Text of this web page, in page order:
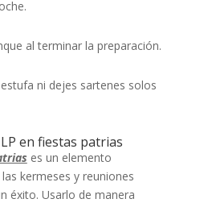
al terminar la preparación.
ni dejes sartenes solos
en fiestas patrias
es un elemento
kermeses y reuniones
éxito. Usarlo de manera